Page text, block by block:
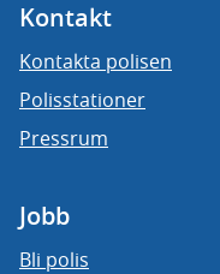
Kontakt
Kontakta polisen
Polisstationer
Pressrum
Jobb
Bli polis